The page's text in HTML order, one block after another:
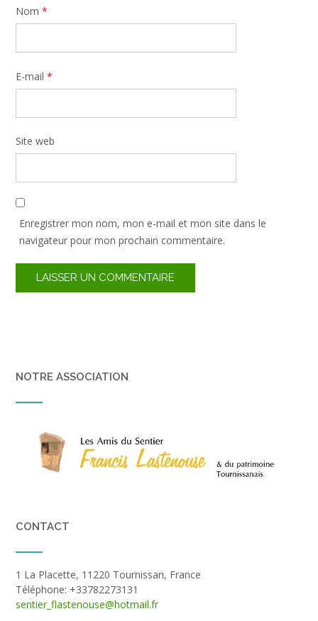
Nom *
E-mail *
Site web
Enregistrer mon nom, mon e-mail et mon site dans le
navigateur pour mon prochain commentaire.
NOTRE ASSOCIATION
CONTACT
1 La Placette, 11220 Tournissan, France
Téléphone: +33782273131
sentier_flastenouse@hotmail.fr